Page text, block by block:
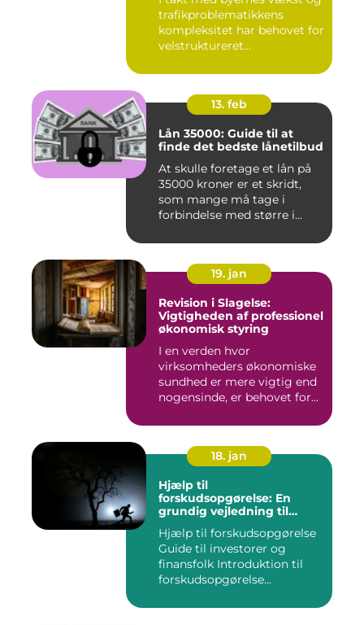
trafikproblematikkens
kompleksitet har behovet for
velstruktureret...
13. feb
Lån 35000: Guide til at
finde det bedste lånetilbud
At skulle foretage et lån på
35000 kroner er et skridt,
som mange må tage i
forbindelse med større i...
19. jan
Revision i Slagelse:
Vigtigheden af professionel
økonomisk styring
I en verden hvor
virksomheders økonomiske
sundhed er mere vigtig end
nogensinde, er behovet for
18. jan
Hjælp til
forskudsopgørelse: En
grundig vejledning til
Hjælp til forskudsopgørelse
Guide til investorer og
finansfolk Introduktion til
forskudsopgørelse...